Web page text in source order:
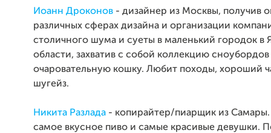
Иоанн Дроконов - дизайнер из Москвы, получив
различных сферах дизайна и организации
столичного шума и суеты в маленький городок в
области, захватив с собой коллекцию сноубордов
очаровательную кошку. Любит походы, хороший
шугейз.
Никита Разлада - копирайтер/пиарщик из
самое вкусное пиво и самые красивые девушки.